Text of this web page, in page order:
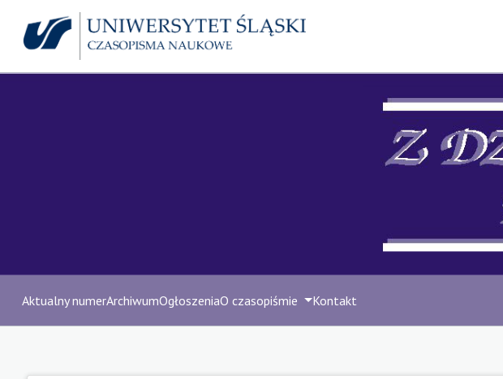
Aktualny numerArchiwumOgłoszeniaO czasopiśmie Kontakt